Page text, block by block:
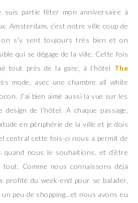
suis partie fêter mon anniversaire à
Amsterdam, c’est notre ville coup de
s’y sent toujours très bien et on
qui se dégage de la ville. Cette fois
tout près de la gare, à l’hôtel The
mode, avec une chambre all white
J’ai bien aimé aussi la vue sur les
de l’hôtel. A chaque passage,
en périphérie de la ville et je dois
central cette fois-ci nous a permit de
nous le souhaitions, et d’être
Comme nous connaissons déjà
profité du week-end pour se balader,
peu de shopping…et nous avons eu